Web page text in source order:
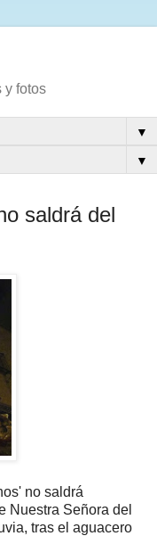
y fotos
▼
▼
saldrá del
no saldrá
Nuestra Señora del
tras el aguacero